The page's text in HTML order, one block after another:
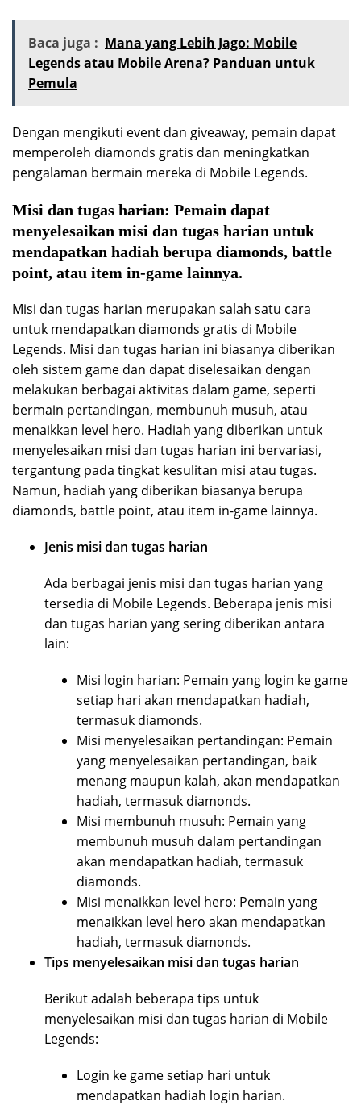
Baca juga : Mana yang Lebih Jago: Mobile
Legends atau Mobile Arena? Panduan untuk
Pemula
Dengan mengikuti event dan giveaway, pemain dapat
memperoleh diamonds gratis dan meningkatkan
pengalaman bermain mereka di Mobile Legends.
Misi dan tugas harian: Pemain dapat
menyelesaikan misi dan tugas harian untuk
mendapatkan hadiah berupa diamonds, battle
point, atau item in-game lainnya.
Misi dan tugas harian merupakan salah satu cara
untuk mendapatkan diamonds gratis di Mobile
Legends. Misi dan tugas harian ini biasanya diberikan
oleh sistem game dan dapat diselesaikan dengan
melakukan berbagai aktivitas dalam game, seperti
bermain pertandingan, membunuh musuh, atau
menaikkan level hero. Hadiah yang diberikan untuk
menyelesaikan misi dan tugas harian ini bervariasi,
tergantung pada tingkat kesulitan misi atau tugas.
Namun, hadiah yang diberikan biasanya berupa
diamonds, battle point, atau item in-game lainnya.
Jenis misi dan tugas harian
Ada berbagai jenis misi dan tugas harian yang
tersedia di Mobile Legends. Beberapa jenis misi
dan tugas harian yang sering diberikan antara
lain:
Misi login harian: Pemain yang login ke game
setiap hari akan mendapatkan hadiah,
termasuk diamonds.
Misi menyelesaikan pertandingan: Pemain
yang menyelesaikan pertandingan, baik
menang maupun kalah, akan mendapatkan
hadiah, termasuk diamonds.
Misi membunuh musuh: Pemain yang
membunuh musuh dalam pertandingan
akan mendapatkan hadiah, termasuk
diamonds.
Misi menaikkan level hero: Pemain yang
menaikkan level hero akan mendapatkan
hadiah, termasuk diamonds.
Tips menyelesaikan misi dan tugas harian
Berikut adalah beberapa tips untuk
menyelesaikan misi dan tugas harian di Mobile
Legends:
Login ke game setiap hari untuk
mendapatkan hadiah login harian.